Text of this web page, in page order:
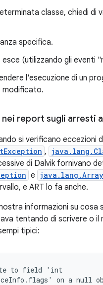
classe, chiedi di
specifica.
(utilizzando gli eventi
l'esecuzione di un
modificato.
report sugli arresti
si verificano eccezioni
,
di Dalvik fornivano
e
e ART lo fa anche.
informazioni su cosa
tentando di scrivere o
tipici:
to field 'int
on a null